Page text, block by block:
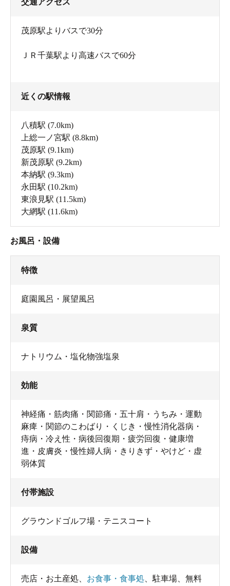
交通アクセス
茂原駅よりバスで30分
ＪＲ千葉駅より高速バスで60分
近くの駅情報
八積駅 (7.0km)
上総一ノ宮駅 (8.8km)
茂原駅 (9.1km)
新茂原駅 (9.2km)
本納駅 (9.3km)
永田駅 (10.2km)
東浪見駅 (11.5km)
大網駅 (11.6km)
お風呂・設備
特徴
庭園風呂・展望風呂
泉質
ナトリウム・塩化物強塩泉
効能
神経痛・筋肉痛・関節痛・五十肩・うちみ・運動
麻痺・関節のこわばり・くじき・慢性消化器病・
痔病・冷え性・病後回復期・疲労回復・健康増
進・皮膚炎・慢性婦人病・きりきず・やけど・虚
弱体質
付帯施設
グラウンドゴルフ場・テニスコート
設備
売店・お土産処 お食事・食事処 駐車場 無料